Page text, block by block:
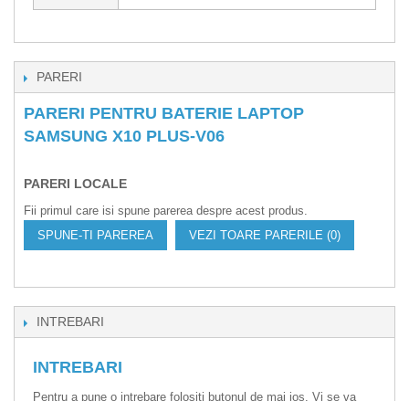
PARERI
PARERI PENTRU BATERIE LAPTOP
SAMSUNG X10 PLUS-V06
PARERI LOCALE
Fii primul care isi spune parerea despre acest produs.
SPUNE-TI PAREREA
VEZI TOARE PARERILE (0)
INTREBARI
INTREBARI
Pentru a pune o intrebare folositi butonul de mai jos. Vi se va